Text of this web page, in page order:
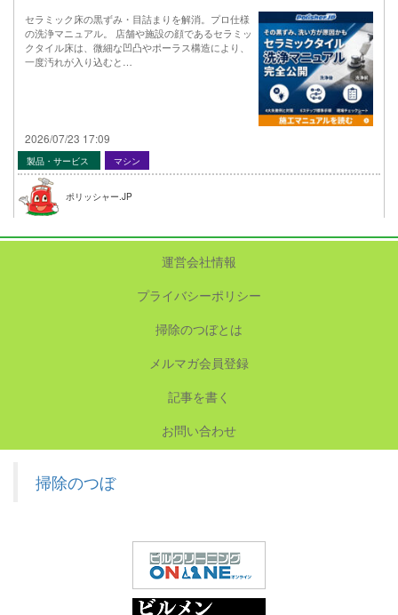
セラミック床の黒ずみ・目詰まりを解消。プロ仕様
の洗浄マニュアル。 店舗や施設の顔であるセラミッ
クタイル床は、微細な凹凸やポーラス構造により、
一度汚れが入り込むと…
2026/07/23 17:09
製品・サービス マシン
ポリッシャー.JP
運営会社情報
プライバシーポリシー
掃除のつぼとは
メルマガ会員登録
記事を書く
お問い合わせ
掃除のつぼ